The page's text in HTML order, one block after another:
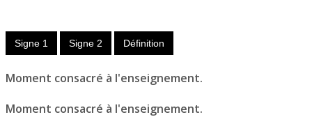
Signe 1 Signe 2 Définition
Moment consacré à l'enseignement.
Moment consacré à l'enseignement.